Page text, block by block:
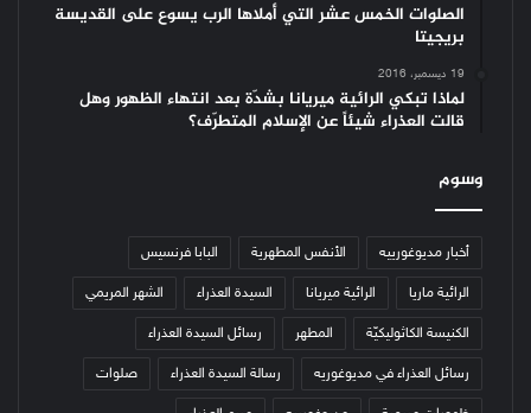
الصلوات الخمس عشر التي أملاها الرب يسوع على القديسة
بريجيتا
19 ديسمبر، 2016
لماذا تبكي الرائية ميريانا بشدّة بعد انتهاء الظهور وهل
قالت العذراء شيئاً عن الإسلام المتطرّف؟
وسوم
أخبار مديوغورييه الأنفس المطهرية البابا فرنسيس
الرائية ماريا الرائية ميريانا السيدة العذراء الشهر المريمي
الكنيسة الكاثوليكيّة المطهر رسائل السيدة العذراء
رسائل العذراء في مديوغوريه رسالة السيدة العذراء صلوات